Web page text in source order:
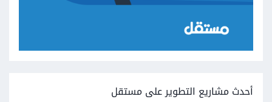
أحدث مشاريع التطوير على مستقل